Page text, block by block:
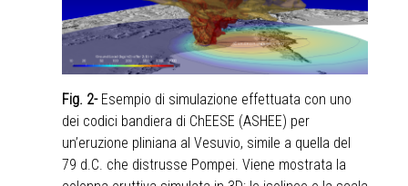
Fig. 2-Esempio di simulazione effettuata con uno
dei codici bandiera di ChEESE (ASHEE) per
un’eruzione pliniana al Vesuvio, simile a quella del
79 d.C. che distrusse Pompei. Viene mostrata la